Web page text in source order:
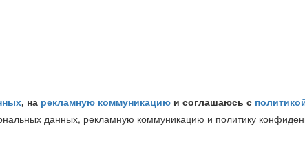
, на рекламную коммуникацию и соглашаюсь с
данных, рекламную коммуникацию и политику